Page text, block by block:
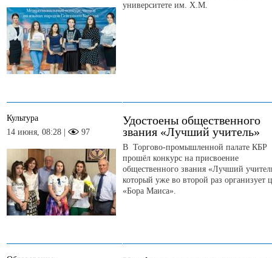
университете им. Х.М.
Культура
14 июня, 08:28 |
97
Удостоены общественного
звания «Лучший учитель»
В Торгово-промышленной палате КБР
прошёл конкурс на присвоение
общественного звания «Лучший
который уже во второй раз организует
«Бора Маиса».